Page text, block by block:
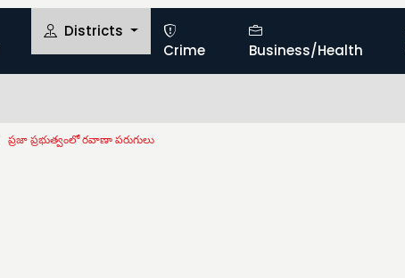
Districts
Crime
Business/Health
ప్రజా ప్రభుత్వంలో రవాణా పరుగులు